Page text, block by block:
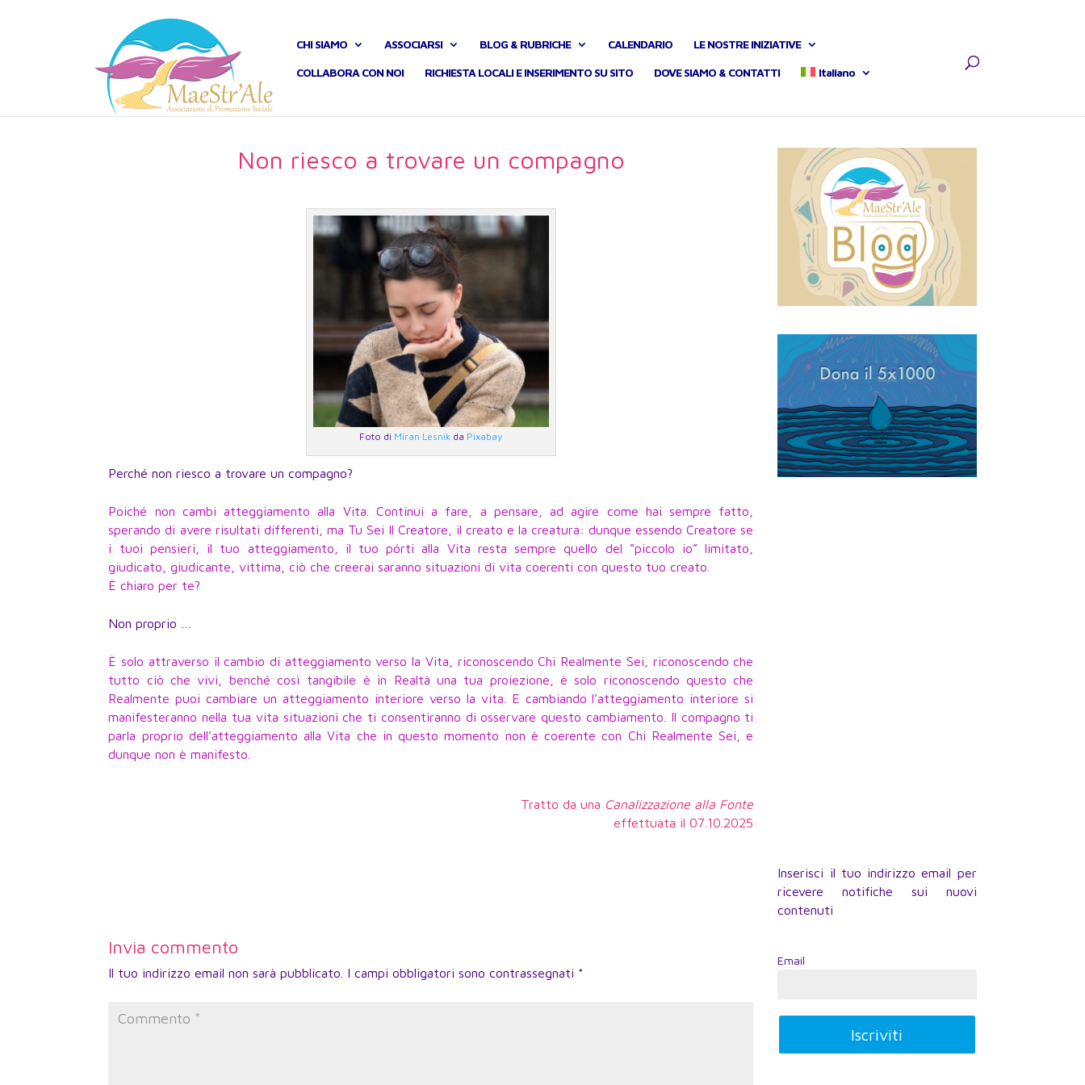
CHI SIAMO ASSOCIARSI BLOG & RUBRICHE CALENDARIO LE NOSTRE INIZIATIVE
COLLABORA CON NOI RICHIESTA LOCALI E INSERIMENTO SU SITO DOVE SIAMO & CONTATTI Italiano
Non riesco a trovare un compagno
Foto di Miran Lesnik da Pixabay
Perché non riesco a trovare un compagno?
Poiché non cambi atteggiamento alla Vita. Continui a fare, a pensare, ad agire come hai sempre fatto,
sperando di avere risultati differenti, ma Tu Sei Il Creatore, il creato e la creatura: dunque essendo Creatore se
i tuoi pensieri, il tuo atteggiamento, il tuo pórti alla Vita resta sempre quello del “piccolo io” limitato,
giudicato, giudicante, vittima, ciò che creerai saranno situazioni di vita coerenti con questo tuo creato.
È chiaro per te?
Non proprio …
È solo attraverso il cambio di atteggiamento verso la Vita, riconoscendo Chi Realmente Sei, riconoscendo che
tutto ciò che vivi, benché così tangibile è in Realtà una tua proiezione, è solo riconoscendo questo che
Realmente puoi cambiare un atteggiamento interiore verso la vita. E cambiando l’atteggiamento interiore si
manifesteranno nella tua vita situazioni che ti consentiranno di osservare questo cambiamento. Il compagno ti
parla proprio dell’atteggiamento alla Vita che in questo momento non è coerente con Chi Realmente Sei, e
dunque non è manifesto.
Tratto da una Canalizzazione alla Fonte
effettuata il 07.10.2025
Invia commento
Il tuo indirizzo email non sarà pubblicato. I campi obbligatori sono contrassegnati *
Inserisci il tuo indirizzo email per
ricevere notifiche sui nuovi
contenuti
Email